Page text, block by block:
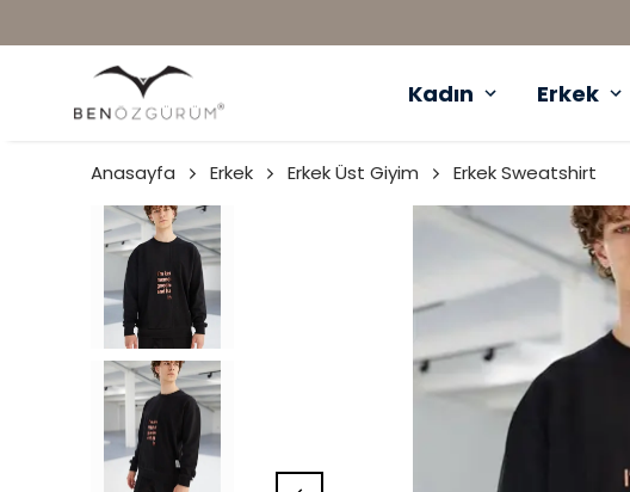
Kadın Erkek
Anasayfa Erkek Erkek Üst Giyim Erkek Sweatshirt